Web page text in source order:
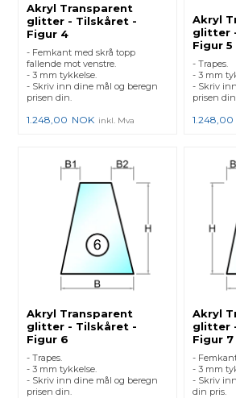
Akryl Transparent
glitter - Tilskåret -
Figur 4
- Femkant med skrå topp
fallende mot venstre.
- 3 mm tykkelse.
- Skriv inn dine mål og beregn
prisen din.
1.248,00 NOK inkl. Mva
Akryl
glitter
Figur 5
- Trapes.
- 3 mm
- Skriv
prisen din.
1.248,00
Akryl Transparent
glitter - Tilskåret -
Figur 6
- Trapes.
- 3 mm tykkelse.
- Skriv inn dine mål og beregn
prisen din.
Akryl
glitter
Figur 7
-
- 3 mm
- Skriv
din pris.